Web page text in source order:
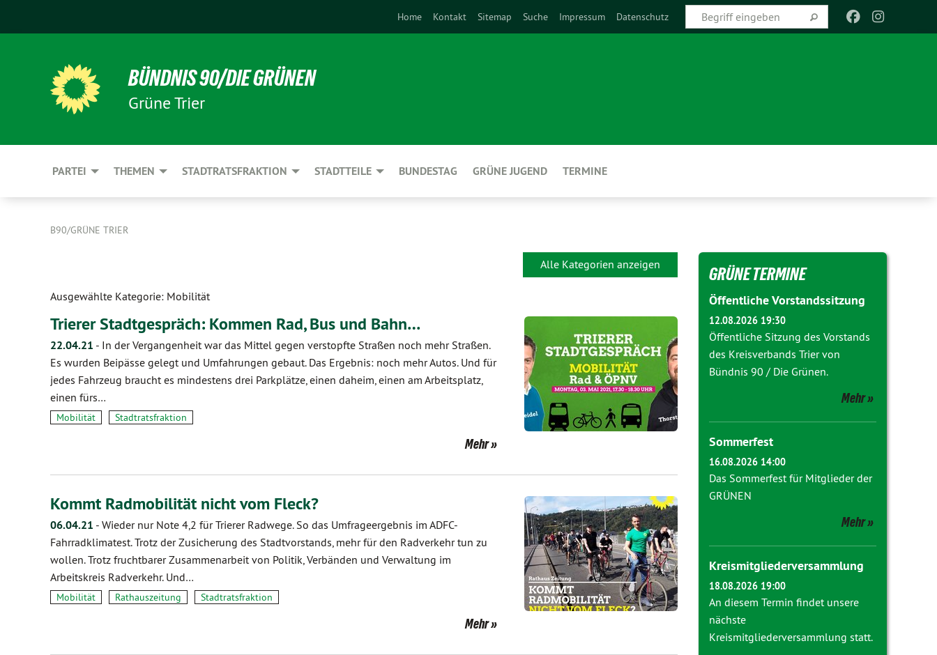
Home Kontakt Sitemap Suche Impressum Datenschutz
BÜNDNIS 90/DIE GRÜNEN
Grüne Trier
PARTEI THEMEN STADTRATSFRAKTION STADTTEILE BUNDESTAG GRÜNE JUGEND TERMINE
B90/GRÜNE TRIER
Alle Kategorien anzeigen
Ausgewählte Kategorie: Mobilität
Trierer Stadtgespräch: Kommen Rad, Bus und Bahn…
22.04.21 - In der Vergangenheit war das Mittel gegen verstopfte Straßen noch mehr Straßen.
Es wurden Beipässe gelegt und Umfahrungen gebaut. Das Ergebnis: noch mehr Autos. Und für
jedes Fahrzeug braucht es mindestens drei Parkplätze, einen daheim, einen am Arbeitsplatz,
einen fürs…
Mobilität Stadtratsfraktion
Mehr
Kommt Radmobilität nicht vom Fleck?
06.04.21 - Wieder nur Note 4,2 für Trierer Radwege. So das Umfrageergebnis im ADFC-
Fahrradklimatest. Trotz der Zusicherung des Stadtvorstands, mehr für den Radverkehr tun zu
wollen. Trotz fruchtbarer Zusammenarbeit von Politik, Verbänden und Verwaltung im
Arbeitskreis Radverkehr. Und…
Mobilität Rathauszeitung Stadtratsfraktion
Mehr
GRÜNE TERMINE
Öffentliche Vorstandssitzung
12.08.2026 19:30
Öffentliche Sitzung des Vorstands
des Kreisverbands Trier von
Bündnis 90 / Die Grünen.
Mehr
Sommerfest
16.08.2026 14:00
Das Sommerfest für Mitglieder der
GRÜNEN
Mehr
Kreismitgliederversammlung
18.08.2026 19:00
An diesem Termin findet unsere
nächste
Kreismitgliederversammlung statt.